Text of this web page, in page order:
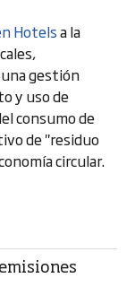
Hotelsa la
gestión
y uso de
consumo de
de "residuo
circular.